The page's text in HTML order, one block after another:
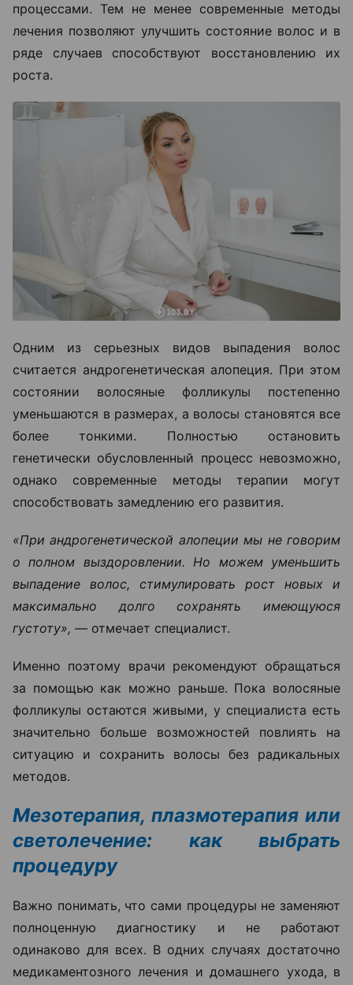
процессами. Тем не менее современные методы
лечения позволяют улучшить состояние волос и в
ряде случаев способствуют восстановлению их
роста.
Одним из серьезных видов выпадения волос
считается андрогенетическая алопеция. При этом
состоянии волосяные фолликулы постепенно
уменьшаются в размерах, а волосы становятся все
более тонкими. Полностью остановить
генетически обусловленный процесс невозможно,
однако современные методы терапии могут
способствовать замедлению его развития.
«При андрогенетической алопеции мы не говорим
о полном выздоровлении. Но можем уменьшить
выпадение волос, стимулировать рост новых и
максимально долго сохранять имеющуюся
густоту», — отмечает специалист.
Именно поэтому врачи рекомендуют обращаться
за помощью как можно раньше. Пока волосяные
фолликулы остаются живыми, у специалиста есть
значительно больше возможностей повлиять на
ситуацию и сохранить волосы без радикальных
методов.
Мезотерапия, плазмотерапия или
светолечение: как выбрать
процедуру
Важно понимать, что сами процедуры не заменяют
полноценную диагностику и не работают
одинаково для всех. В одних случаях достаточно
медикаментозного лечения и домашнего ухода, в